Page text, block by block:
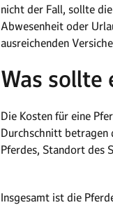
nicht der Fall, sollte
Abwesenheit oder
ausreichenden
Was sollte
Die Kosten für eine
Durchschnitt betragen
Pferdes, Standort des
Insgesamt ist die